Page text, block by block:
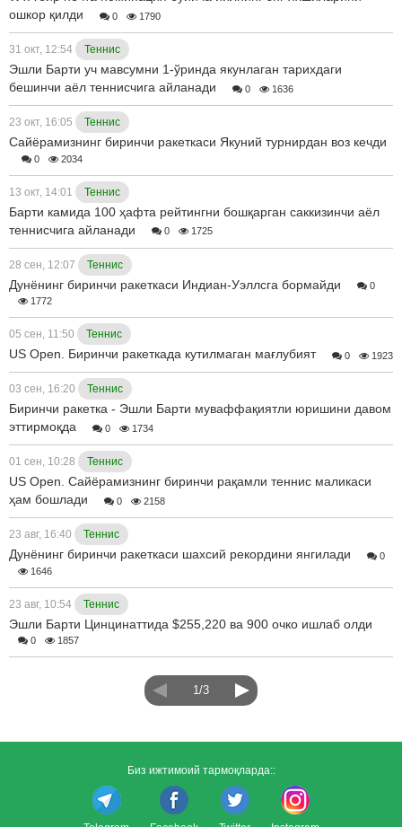
ошкор қилди
0 1790
31 окт, 12:54 Теннис
Эшли Барти уч мавсумни 1-ўринда якунлаган тарихдаги
бешинчи аёл теннисчига айланади
0 1636
23 окт, 16:05 Теннис
Сайёрамизнинг биринчи ракеткаси Якуний турнирдан воз кечди
0 2034
13 окт, 14:01 Теннис
Барти камида 100 ҳафта рейтингни бошқарган саккизинчи аёл
теннисчига айланади
0 1725
28 сен, 12:07 Теннис
Дунёнинг биринчи ракеткаси Индиан-Уэллсга бормайди
0
1772
05 сен, 11:50 Теннис
US Open. Биринчи ракеткада кутилмаган мағлубият 0 1923
03 сен, 16:20 Теннис
Биринчи ракетка - Эшли Барти муваффақиятли юришини давом
эттирмоқда
0 1734
01 сен, 10:28 Теннис
US Open. Сайёрамизнинг биринчи рақамли теннис маликаси
ҳам бошлади
0 2158
23 авг, 16:40 Теннис
Дунёнинг биринчи ракеткаси шахсий рекордини янгилади
0
1646
23 авг, 10:54 Теннис
Эшли Барти Цинцинаттида $255,220 ва 900 очко ишлаб олди
0 1857
1/3
Биз ижтимоий тармоқларда::